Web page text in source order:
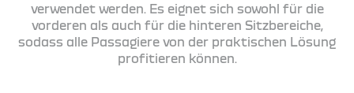
verwendet werden. Es eignet sich sowohl für die
vorderen als auch für die hinteren Sitzbereiche,
sodass alle Passagiere von der praktischen Lösung
profitieren können.